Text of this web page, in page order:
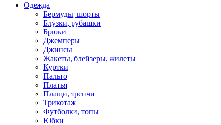
Одежда
Бермуды, шорты
Блузки, рубашки
Брюки
Джемперы
Джинсы
Жакеты, блейзеры, жилеты
Куртки
Пальто
Платья
Плащи, тренчи
Трикотаж
Футболки, топы
Юбки